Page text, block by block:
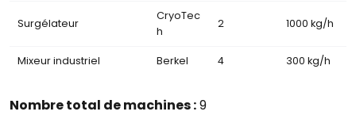
Surgélateur
CryoTec
h
2 1000 kg/h
Mixeur industriel Berkel 4 300 kg/h
Nombre total de machines :9